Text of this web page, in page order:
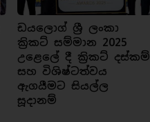
ඩයලොග් ශ්‍රී ලංකා
ක්‍රිකට් සම්මාන 2025
උළෙලේ දී ක්‍රිකට් දස්කම්
සහ විශිෂ්ටත්වය
ඇගයීමට සියල්ල
සූදානම්